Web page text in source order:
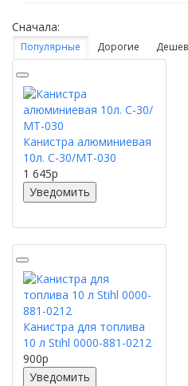
Сначала:
Популярные Дорогие
Канистра алюминиевая
10л. С-30/МТ-030
1 645p
Уведомить
Канистра для топлива
10 л Stihl 0000-881-0212
900p
Уведомить